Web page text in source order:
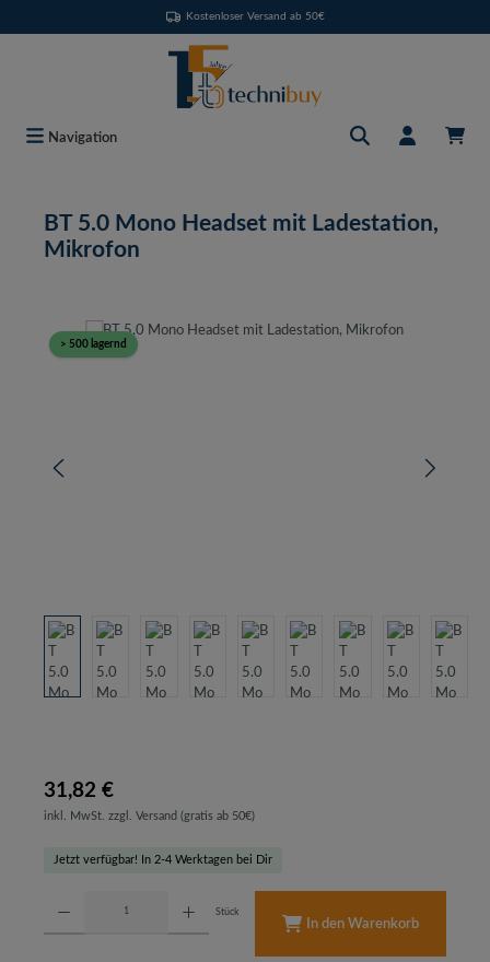
Kostenloser Versand ab 50€
Navigation
BT 5.0 Mono Headset mit Ladestation,
Mikrofon
Bildergalerie überspringen
> 500 lagernd
31,82 €
inkl. MwSt. zzgl. Versand (gratis ab 50€)
Jetzt verfügbar! In 2-4 Werktagen bei Dir
Stück
In den Warenkorb